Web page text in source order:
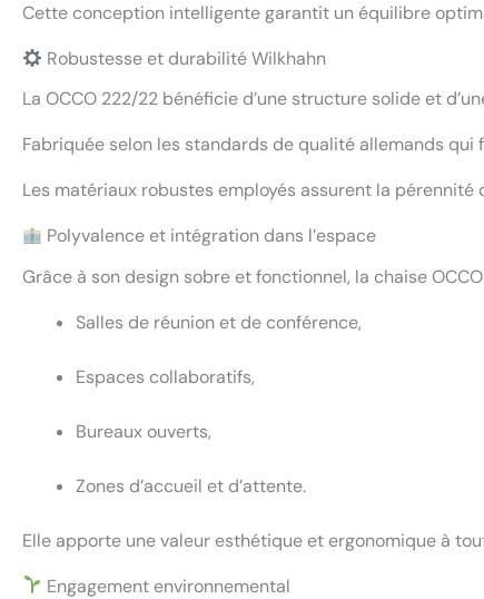
Cette conception intelligente garantit un équilibre
Robustesse et durabilité Wilkhahn
La OCCO 222/22 bénéficie d’une structure solide et
Fabriquée selon les standards de qualité allemands
Les matériaux robustes employés assurent la
Polyvalence et intégration dans l’espace
Grâce à son design sobre et fonctionnel, la chaise
Salles de réunion et de conférence,
Espaces collaboratifs,
Bureaux ouverts,
Zones d’accueil et d’attente.
Elle apporte une valeur esthétique et ergonomique à
Engagement environnemental